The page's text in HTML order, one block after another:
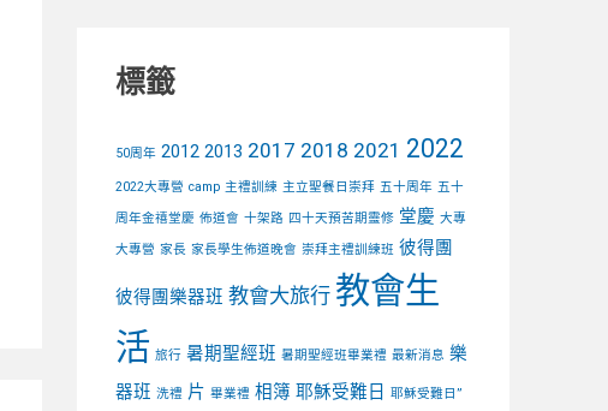
標籤
50周年 2012 2013 2017 2018 2021 2022
2022大專營 camp 主禮訓練 主立聖餐日崇拜 五十周年 五十
周年金禧堂慶 佈道會 十架路 四十天預苦期靈修 堂慶 大專
大專營 家長 家長學生佈道晚會 崇拜主禮訓練班 彼得團
彼得團樂器班 教會大旅行 教會生
活 旅行 暑期聖經班 暑期聖經班畢業禮 最新消息 樂
器班 洗禮 片 畢業禮 相簿 耶穌受難日
耶穌受難日”